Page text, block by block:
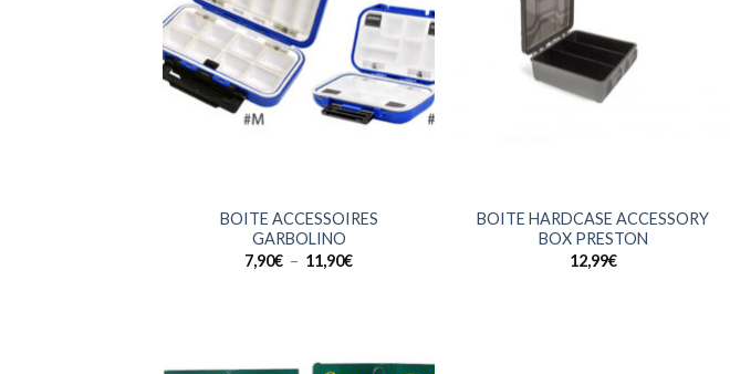
BOITE ACCESSOIRES
GARBOLINO
7,90€ – 11,90€Plage
BOITE HARDCASE ACCESSORY
BOX PRESTON
12,99€